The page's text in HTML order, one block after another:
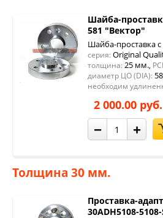
Шайба-
581 "Вектор"
Шайба-проставка
серия: Original
толщина: 25 мм.,
диаметр ЦО (DIA):
необходим
2 000.00 руб.
− +
Толщина 30 мм.
Проставка-
30ADH5108-